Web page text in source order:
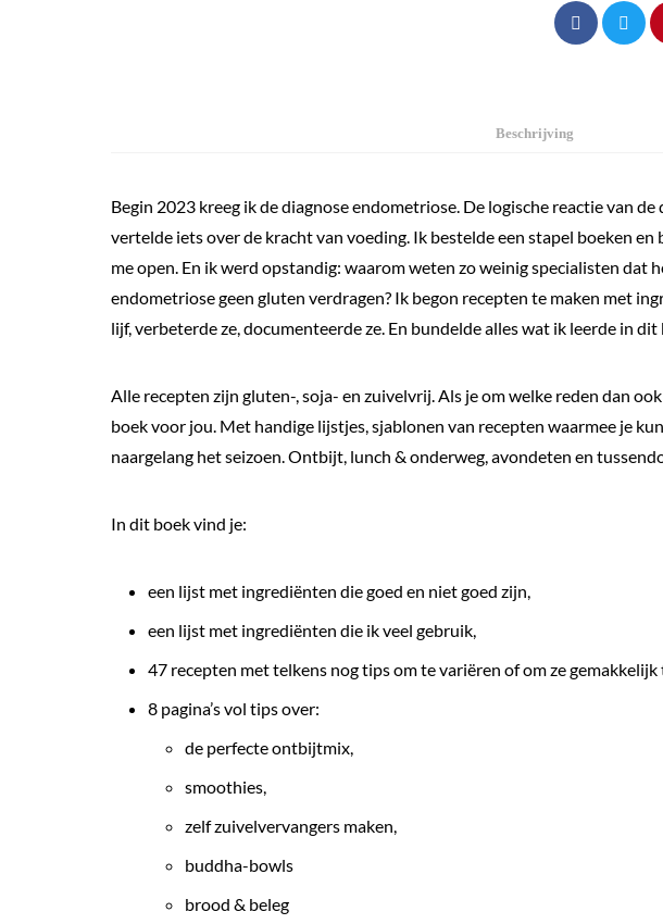
Beschrijving
Begin 2023 kreeg ik de diagnose endometriose. De logische reactie van
vertelde iets over de kracht van voeding. Ik bestelde een stapel boeken en
me open. En ik werd opstandig: waarom weten zo weinig specialisten dat
endometriose geen gluten verdragen? Ik begon recepten te maken met
lijf, verbeterde ze, documenteerde ze. En bundelde alles wat ik leerde in dit
Alle recepten zijn gluten-, soja- en zuivelvrij. Als je om welke reden dan
boek voor jou. Met handige lijstjes, sjablonen van recepten waarmee je
naargelang het seizoen. Ontbijt, lunch & onderweg, avondeten en
In dit boek vind je:
een lijst met ingrediënten die goed en niet goed zijn,
een lijst met ingrediënten die ik veel gebruik,
47 recepten met telkens nog tips om te variëren of om ze gemakkelijk
8 pagina’s vol tips over:
de perfecte ontbijtmix,
smoothies,
zelf zuivelvervangers maken,
buddha-bowls
brood & beleg